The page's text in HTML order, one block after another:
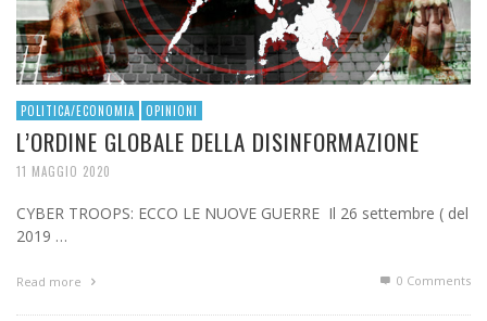
POLITICA/ECONOMIA OPINIONI
L’ORDINE GLOBALE DELLA DISINFORMAZIONE
11 MAGGIO 2020
CYBER TROOPS: ECCO LE NUOVE GUERRE Il 26 settembre ( del
2019 …
Read more 0 Comments